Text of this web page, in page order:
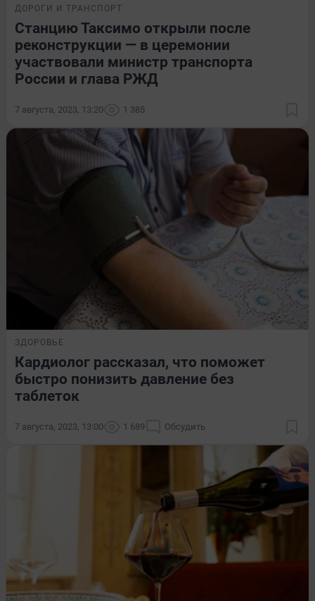
ДОРОГИ И ТРАНСПОРТ
Станцию Таксимо открыли после
реконструкции — в церемонии
участвовали министр транспорта
России и глава РЖД
7 августа, 2023, 13:20 1 385
ЗДОРОВЬЕ
Кардиолог рассказал, что поможет
быстро понизить давление без
таблеток
7 августа, 2023, 13:00 1 689 Обсудить